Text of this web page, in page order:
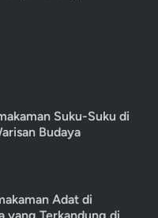
Suku-Suku di
Budaya
Adat di